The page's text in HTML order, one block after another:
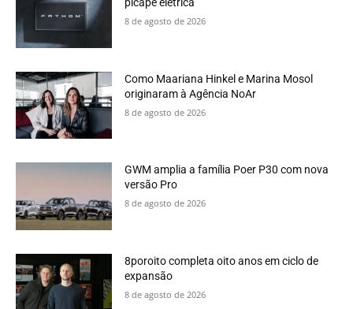
8 de agosto de 2026
Como Maariana Hinkel e Marina Mosol
originaram à Agência NoAr
8 de agosto de 2026
GWM amplia a família Poer P30 com nova
versão Pro
8 de agosto de 2026
8poroito completa oito anos em ciclo de
expansão
8 de agosto de 2026